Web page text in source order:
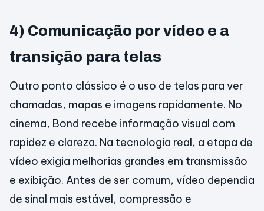
4) Comunicação por vídeo e a
transição para telas
Outro ponto clássico é o uso de telas para ver
chamadas, mapas e imagens rapidamente. No
cinema, Bond recebe informação visual com
rapidez e clareza. Na tecnologia real, a etapa de
vídeo exigia melhorias grandes em transmissão
e exibição. Antes de ser comum, vídeo dependia
de sinal mais estável, compressão e